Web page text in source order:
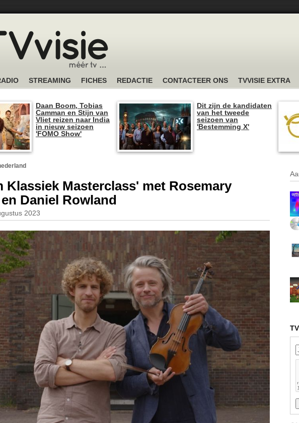
STREAMING FICHES REDACTIE CONTACTEER ONS TVVISIE EXTRA
Daan Boom, Tobias
Camman en Stijn van
Vliet reizen naar India
in nieuw seizoen
'FOMO Show'
Dit zijn de kandidaten
van het tweede
seizoen van
'Bestemming X'
Klassiek Masterclass' met Rosemary
Daniel Rowland
2023